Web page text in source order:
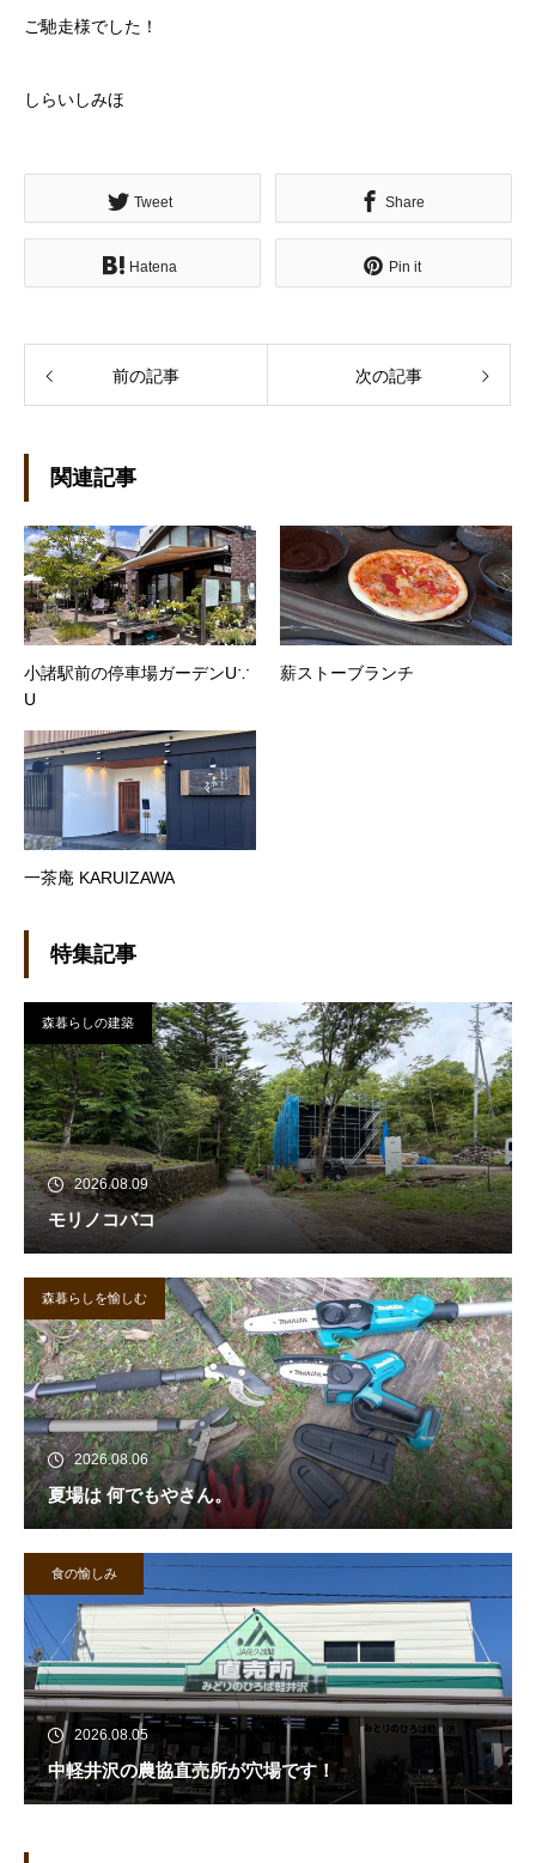
ご馳走様でした！
しらいしみほ
Tweet Share
Hatena Pin it
前の記事 次の記事
関連記事
小諸駅前の停車場ガーデンU∵
U
薪ストーブランチ
一茶庵 KARUIZAWA
特集記事
森暮らしの建築
2026.08.09
モリノコバコ
森暮らしを愉しむ
2026.08.06
夏場は 何でもやさん。
食の愉しみ
2026.08.05
中軽井沢の農協直売所が穴場です！